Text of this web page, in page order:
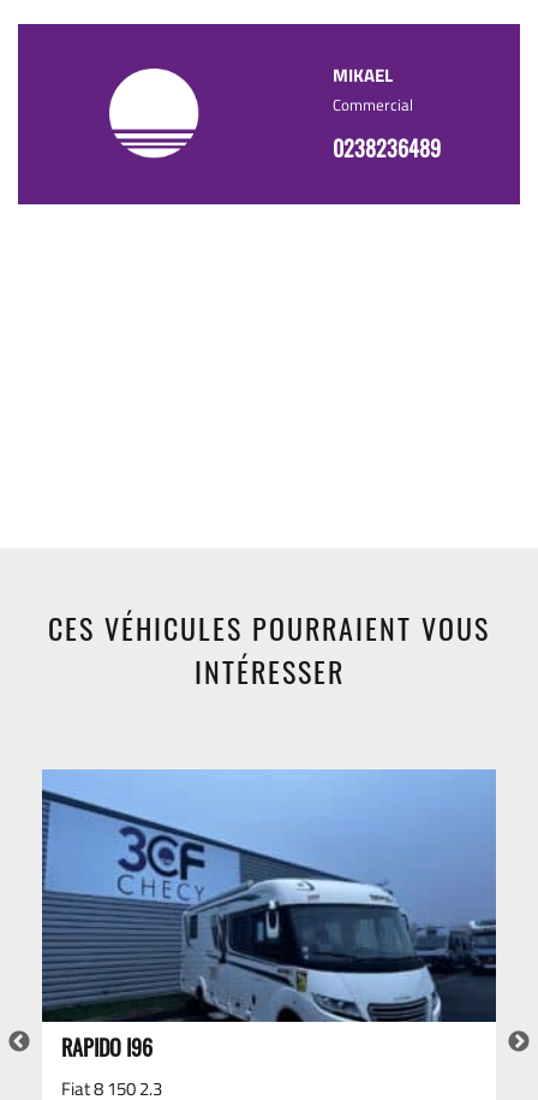
MIKAEL
Commercial
0238236489
CES VÉHICULES POURRAIENT VOUS
INTÉRESSER
RAPIDO I96
Fiat 8 150 2.3